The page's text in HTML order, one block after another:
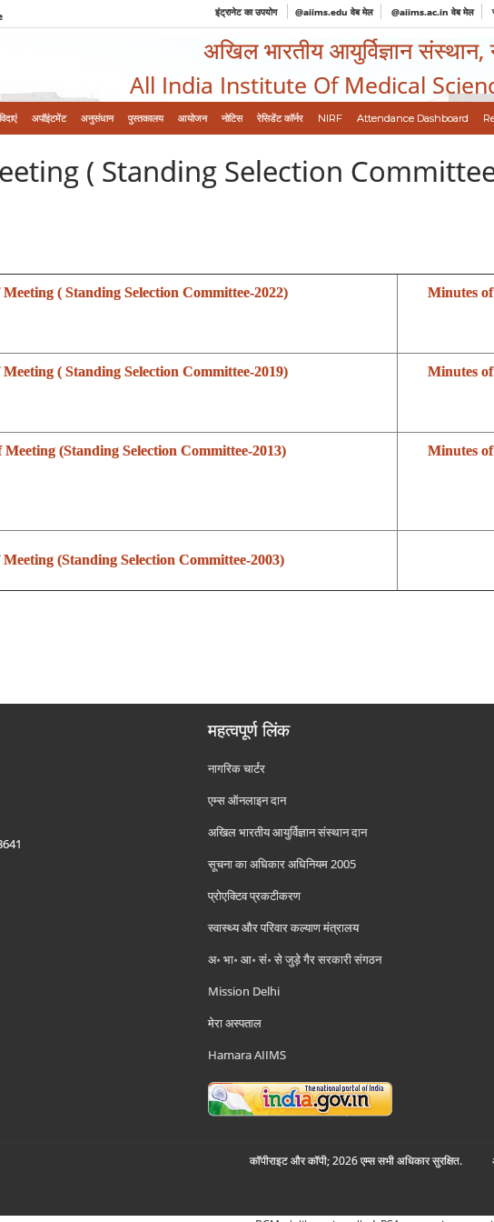
इंट्रानेट का उपयोग @aiims.edu वेब मेल @aiims.ac.in वेब मेल
अखिल भारतीय आयुर्विज्ञान संस्थान,
All India Institute Of Medical
अपॉइंटमेंट अनुसंधान पुस्तकालय आयोजन नोटिस रेसिडेंट कॉर्नर NIRF Attendance Dashboard
( Standing Selection
( Standing Selection Committee-2022)
Minutes
( Standing Selection Committee-2019)
Minutes
(Standing Selection Committee-2013)
Minutes
(Standing Selection Committee-2003)
महत्वपूर्ण लिंक
नागरिक चार्टर
एम्स ऑनलाइन दान
अखिल भारतीय आयुर्विज्ञान संस्थान दान
सूचना का अधिकार अधिनियम 2005
प्रोएक्टिव प्रकटीकरण
स्वास्थ्य और परिवार कल्याण मंत्रालय
अ॰ भा॰ आ॰ सं॰ से जुड़े गैर सरकारी संगठन
Mission Delhi
मेरा अस्पताल
Hamara AIIMS
कॉपीराइट और कॉपी; 2026 एम्स सभी अधिकार सुरक्षित.